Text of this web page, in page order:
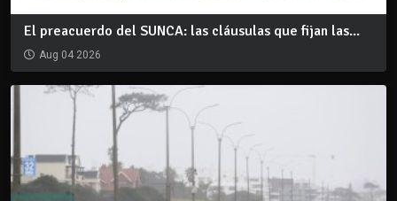
El preacuerdo del SUNCA: las cláusulas que fijan las...
Aug 04 2026